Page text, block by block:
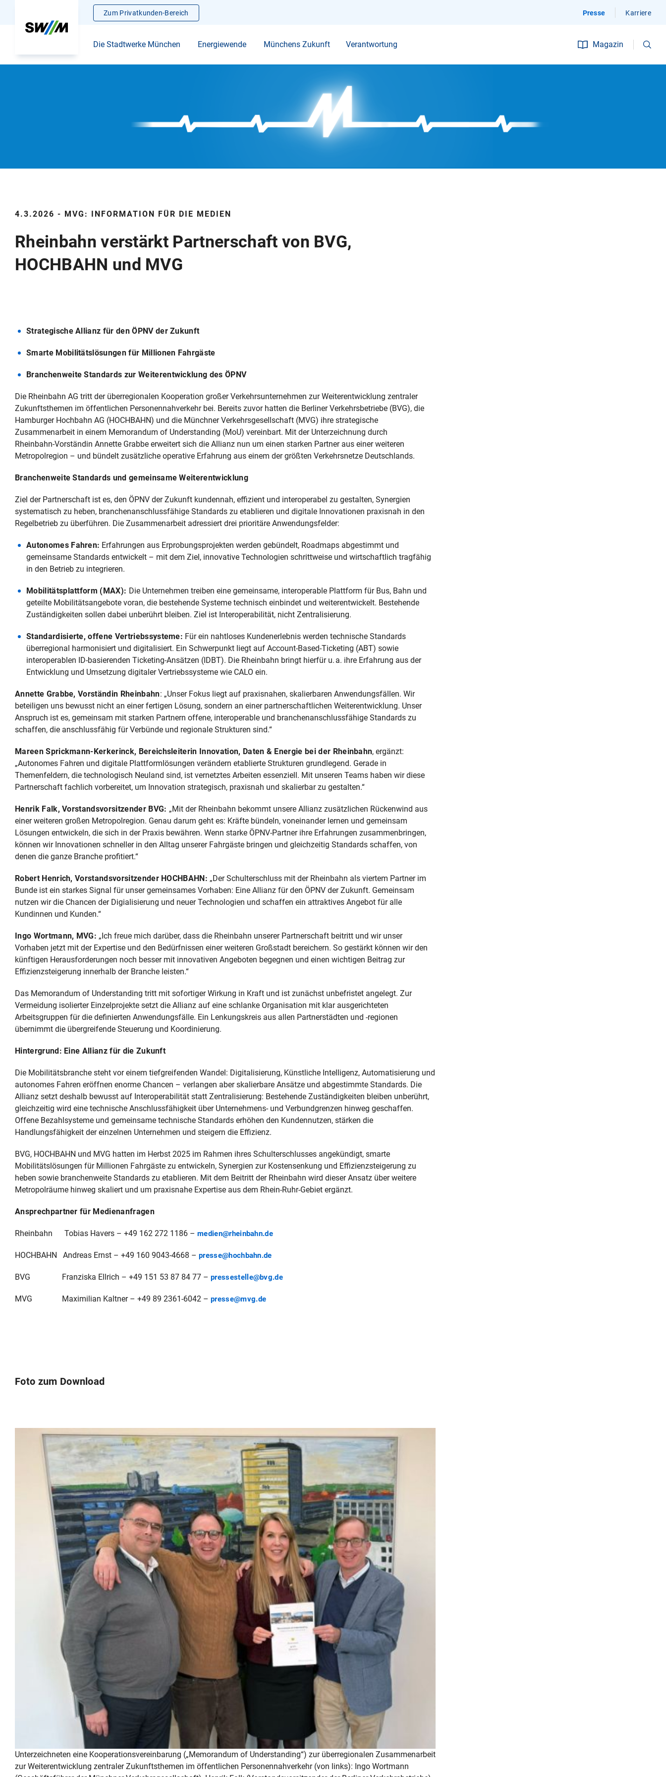
Zum Privatkunden-Bereich Presse Karriere
Die Stadtwerke München Energiewende Münchens Zukunft Verantwortung Magazin
4.3.2026 - MVG: INFORMATION FÜR DIE MEDIEN
Rheinbahn verstärkt Partnerschaft von BVG,
HOCHBAHN und MVG
Strategische Allianz für den ÖPNV der Zukunft
Smarte Mobilitätslösungen für Millionen Fahrgäste
Branchenweite Standards zur Weiterentwicklung des ÖPNV
Die Rheinbahn AG tritt der überregionalen Kooperation großer Verkehrsunternehmen zur Weiterentwicklung zentraler
Zukunftsthemen im öffentlichen Personennahverkehr bei. Bereits zuvor hatten die Berliner Verkehrsbetriebe (BVG), die
Hamburger Hochbahn AG (HOCHBAHN) und die Münchner Verkehrsgesellschaft (MVG) ihre strategische
Zusammenarbeit in einem Memorandum of Understanding (MoU) vereinbart. Mit der Unterzeichnung durch
Rheinbahn‑Vorständin Annette Grabbe erweitert sich die Allianz nun um einen starken Partner aus einer weiteren
Metropolregion – und bündelt zusätzliche operative Erfahrung aus einem der größten Verkehrsnetze Deutschlands.
Branchenweite Standards und gemeinsame Weiterentwicklung
Ziel der Partnerschaft ist es, den ÖPNV der Zukunft kundennah, effizient und interoperabel zu gestalten, Synergien
systematisch zu heben, branchenanschlussfähige Standards zu etablieren und digitale Innovationen praxisnah in den
Regelbetrieb zu überführen. Die Zusammenarbeit adressiert drei prioritäre Anwendungsfelder:
Autonomes Fahren: Erfahrungen aus Erprobungsprojekten werden gebündelt, Roadmaps abgestimmt und
gemeinsame Standards entwickelt – mit dem Ziel, innovative Technologien schrittweise und wirtschaftlich tragfähig
in den Betrieb zu integrieren.
Mobilitätsplattform (MAX): Die Unternehmen treiben eine gemeinsame, interoperable Plattform für Bus, Bahn und
geteilte Mobilitätsangebote voran, die bestehende Systeme technisch einbindet und weiterentwickelt. Bestehende
Zuständigkeiten sollen dabei unberührt bleiben. Ziel ist Interoperabilität, nicht Zentralisierung.
Standardisierte, offene Vertriebssysteme: Für ein nahtloses Kundenerlebnis werden technische Standards
überregional harmonisiert und digitalisiert. Ein Schwerpunkt liegt auf Account‑Based‑Ticketing (ABT) sowie
interoperablen ID‑basierenden Ticketing‑Ansätzen (IDBT). Die Rheinbahn bringt hierfür u. a. ihre Erfahrung aus der
Entwicklung und Umsetzung digitaler Vertriebssysteme wie CALO ein.
Annette Grabbe, Vorständin Rheinbahn: „Unser Fokus liegt auf praxisnahen, skalierbaren Anwendungsfällen. Wir
beteiligen uns bewusst nicht an einer fertigen Lösung, sondern an einer partnerschaftlichen Weiterentwicklung. Unser
Anspruch ist es, gemeinsam mit starken Partnern offene, interoperable und branchenanschlussfähige Standards zu
schaffen, die anschlussfähig für Verbünde und regionale Strukturen sind.“
Mareen Sprickmann-Kerkerinck, Bereichsleiterin Innovation, Daten & Energie bei der Rheinbahn, ergänzt:
„Autonomes Fahren und digitale Plattformlösungen verändern etablierte Strukturen grundlegend. Gerade in
Themenfeldern, die technologisch Neuland sind, ist vernetztes Arbeiten essenziell. Mit unseren Teams haben wir diese
Partnerschaft fachlich vorbereitet, um Innovation strategisch, praxisnah und skalierbar zu gestalten.“
Henrik Falk, Vorstandsvorsitzender BVG: „Mit der Rheinbahn bekommt unsere Allianz zusätzlichen Rückenwind aus
einer weiteren großen Metropolregion. Genau darum geht es: Kräfte bündeln, voneinander lernen und gemeinsam
Lösungen entwickeln, die sich in der Praxis bewähren. Wenn starke ÖPNV-Partner ihre Erfahrungen zusammenbringen,
können wir Innovationen schneller in den Alltag unserer Fahrgäste bringen und gleichzeitig Standards schaffen, von
denen die ganze Branche profitiert.“
Robert Henrich, Vorstandsvorsitzender HOCHBAHN: „Der Schulterschluss mit der Rheinbahn als viertem Partner im
Bunde ist ein starkes Signal für unser gemeinsames Vorhaben: Eine Allianz für den ÖPNV der Zukunft. Gemeinsam
nutzen wir die Chancen der Digialisierung und neuer Technologien und schaffen ein attraktives Angebot für alle
Kundinnen und Kunden.“
Ingo Wortmann, MVG: „Ich freue mich darüber, dass die Rheinbahn unserer Partnerschaft beitritt und wir unser
Vorhaben jetzt mit der Expertise und den Bedürfnissen einer weiteren Großstadt bereichern. So gestärkt können wir den
künftigen Herausforderungen noch besser mit innovativen Angeboten begegnen und einen wichtigen Beitrag zur
Effizienzsteigerung innerhalb der Branche leisten.“
Das Memorandum of Understanding tritt mit sofortiger Wirkung in Kraft und ist zunächst unbefristet angelegt. Zur
Vermeidung isolierter Einzelprojekte setzt die Allianz auf eine schlanke Organisation mit klar ausgerichteten
Arbeitsgruppen für die definierten Anwendungsfälle. Ein Lenkungskreis aus allen Partnerstädten und ‑regionen
übernimmt die übergreifende Steuerung und Koordinierung.
Hintergrund: Eine Allianz für die Zukunft
Die Mobilitätsbranche steht vor einem tiefgreifenden Wandel: Digitalisierung, Künstliche Intelligenz, Automatisierung und
autonomes Fahren eröffnen enorme Chancen – verlangen aber skalierbare Ansätze und abgestimmte Standards. Die
Allianz setzt deshalb bewusst auf Interoperabilität statt Zentralisierung: Bestehende Zuständigkeiten bleiben unberührt,
gleichzeitig wird eine technische Anschlussfähigkeit über Unternehmens‑ und Verbundgrenzen hinweg geschaffen.
Offene Bezahlsysteme und gemeinsame technische Standards erhöhen den Kundennutzen, stärken die
Handlungsfähigkeit der einzelnen Unternehmen und steigern die Effizienz.
BVG, HOCHBAHN und MVG hatten im Herbst 2025 im Rahmen ihres Schulterschlusses angekündigt, smarte
Mobilitätslösungen für Millionen Fahrgäste zu entwickeln, Synergien zur Kostensenkung und Effizienzsteigerung zu
heben sowie branchenweite Standards zu etablieren. Mit dem Beitritt der Rheinbahn wird dieser Ansatz über weitere
Metropolräume hinweg skaliert und um praxisnahe Expertise aus dem Rhein‑Ruhr‑Gebiet ergänzt.
Ansprechpartner für Medienanfragen
Rheinbahn Tobias Havers – +49 162 272 1186 – medien@rheinbahn.de
HOCHBAHN Andreas Ernst – +49 160 9043-4668 – presse@hochbahn.de
BVG Franziska Ellrich – +49 151 53 87 84 77 – pressestelle@bvg.de
MVG Maximilian Kaltner – +49 89 2361-6042 – presse@mvg.de
Foto zum Download
Unterzeichneten eine Kooperationsvereinbarung („Memorandum of Understanding“) zur überregionalen Zusammenarbeit
zur Weiterentwicklung zentraler Zukunftsthemen im öffentlichen Personennahverkehr (von links): Ingo Wortmann